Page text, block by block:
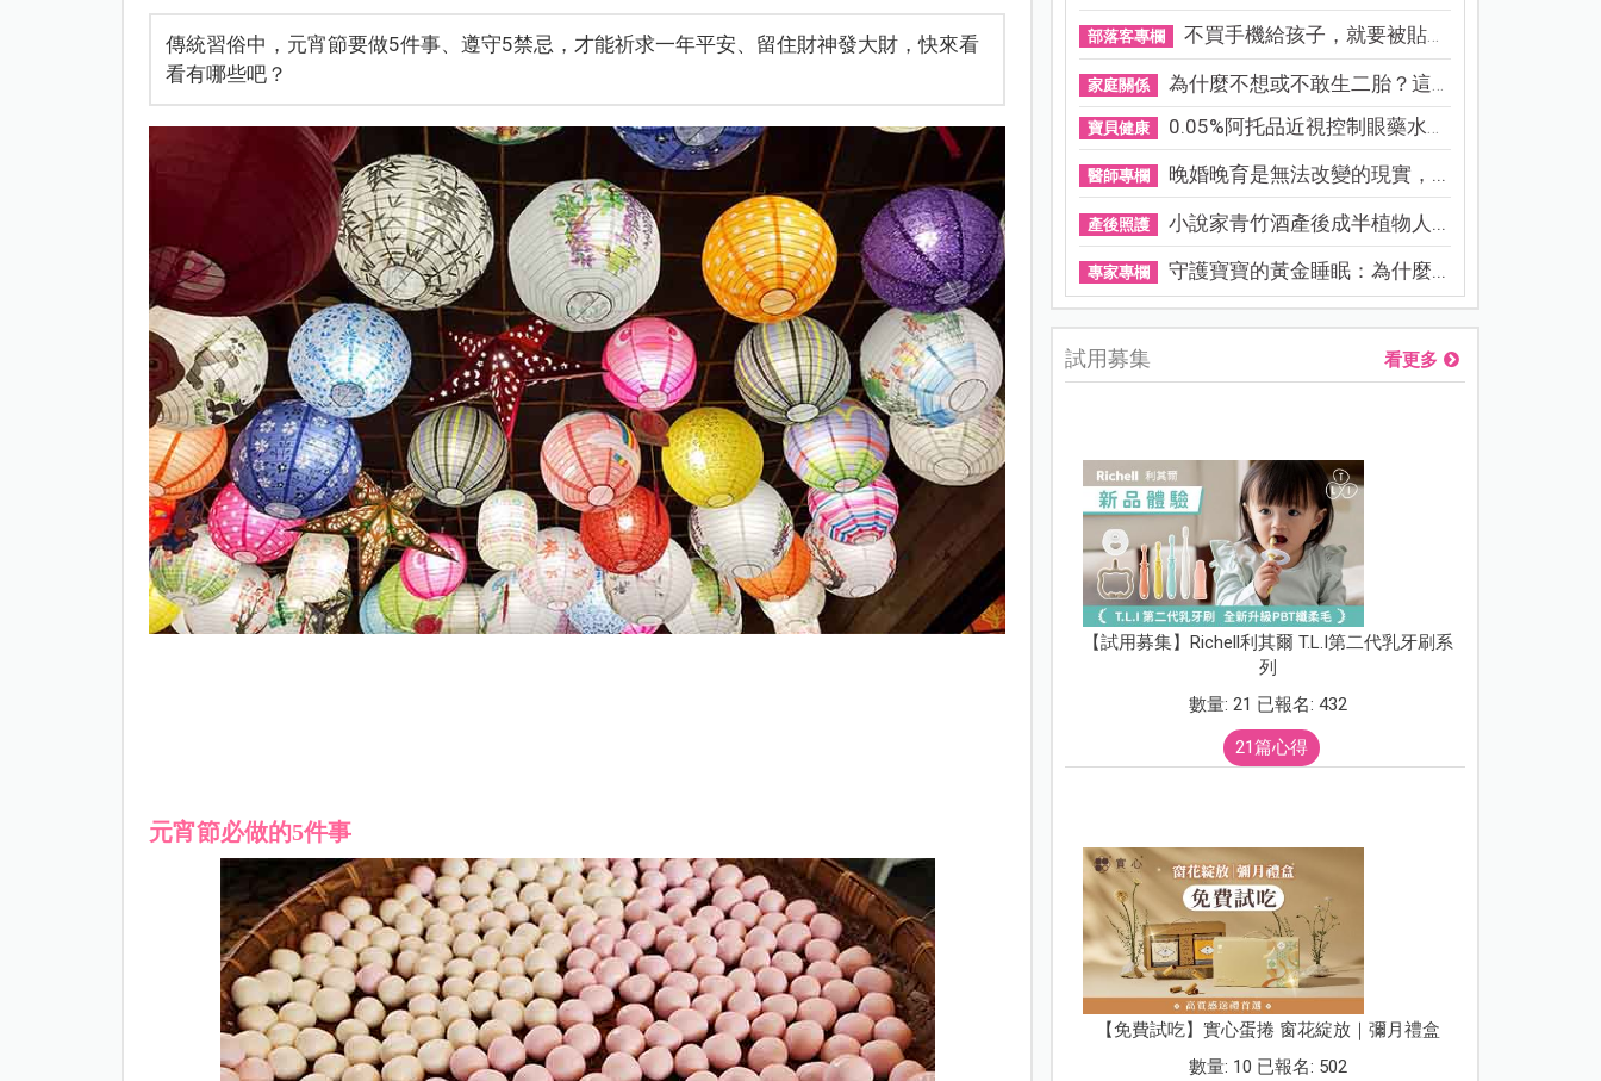
傳統習俗中，元宵節要做5件事、遵守5禁忌，才能祈求一年平安、留住財神發大財，快來看
看有哪些吧？
元宵節必做的5件事
部落客專欄 不買手機給孩子，就要被貼「...
家庭關係 為什麼不想或不敢生二胎？這8...
寶貝健康 0.05%阿托品近視控制眼藥水納...
醫師專欄 晚婚晚育是無法改變的現實，...
產後照護 小說家青竹酒產後成半植物人...
專家專欄 守護寶寶的黃金睡眠：為什麼...
試用募集 看更多
【試用募集】Richell利其爾 T.L.I第二代乳牙刷系
列
數量: 21 已報名: 432
21篇心得
【免費試吃】實心蛋捲 窗花綻放｜彌月禮盒
數量: 10 已報名: 502